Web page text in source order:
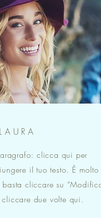
LAURA
clicca qui per
il tuo testo. È molto
cliccare su
cliccare due volte qui.